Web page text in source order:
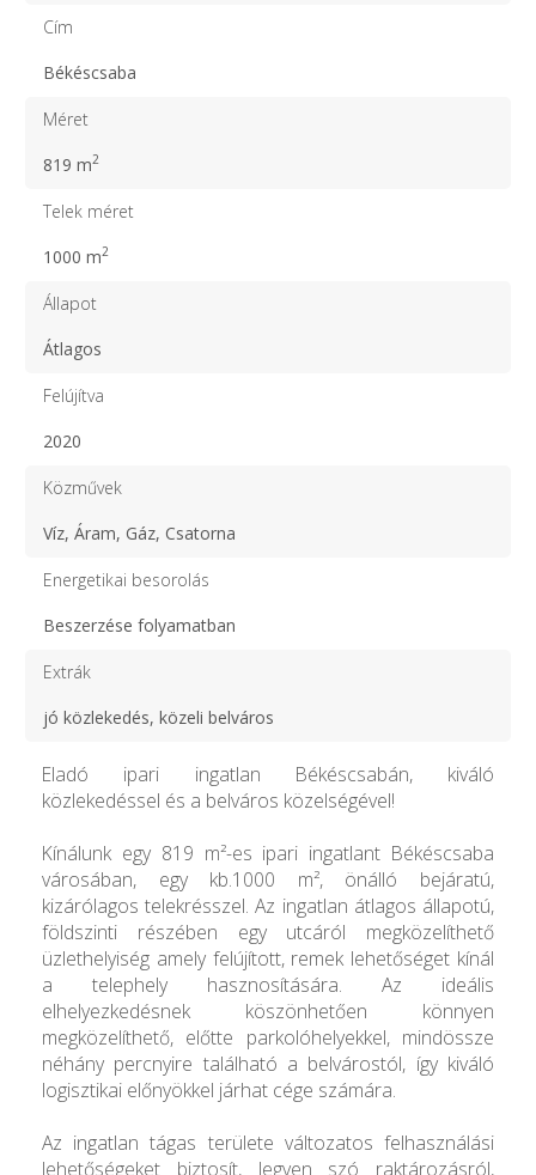
Cím
Békéscsaba
Méret
819 m2
Telek méret
1000 m2
Állapot
Átlagos
Felújítva
2020
Közművek
Víz, Áram, Gáz, Csatorna
Energetikai besorolás
Beszerzése folyamatban
Extrák
jó közlekedés, közeli belváros
Eladó ipari ingatlan Békéscsabán, kiváló
közlekedéssel és a belváros közelségével!
Kínálunk egy 819 m²-es ipari ingatlant Békéscsaba
városában, egy kb.1000 m², önálló bejáratú,
kizárólagos telekrésszel. Az ingatlan átlagos állapotú,
földszinti részében egy utcáról megközelíthető
üzlethelyiség amely felújított, remek lehetőséget kínál
a telephely hasznosítására. Az ideális
elhelyezkedésnek köszönhetően könnyen
megközelíthető, előtte parkolóhelyekkel, mindössze
néhány percnyire található a belvárostól, így kiváló
logisztikai előnyökkel járhat cége számára.
Az ingatlan tágas területe változatos felhasználási
lehetőségeket biztosít, legyen szó raktározásról,